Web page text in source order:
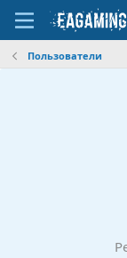
Пользователи